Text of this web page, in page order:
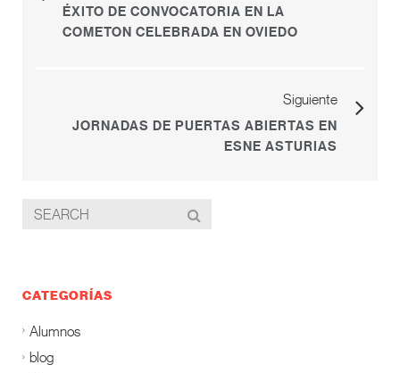
ÉXITO DE CONVOCATORIA EN LA
COMETON CELEBRADA EN OVIEDO
Siguiente
JORNADAS DE PUERTAS ABIERTAS EN
ESNE ASTURIAS
CATEGORÍAS
Alumnos
blog